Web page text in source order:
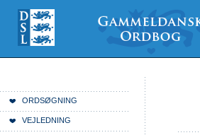
indhold
Videre
værktøjer
ORDSØGNING
VEJLEDNING